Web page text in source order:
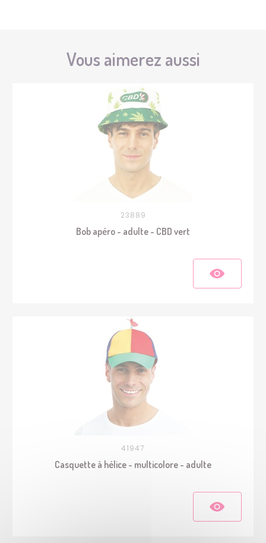
Vous aimerez aussi
23889
Bob apéro - adulte - CBD vert
41947
Casquette à hélice - multicolore - adulte